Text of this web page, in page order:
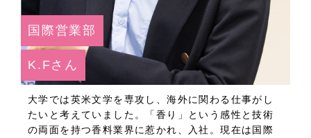
国際営業部
K.Fさん
大学では英米文学を専攻し、海外に関わる仕事がし
たいと考えていました。「香り」という感性と技術
の両面を持つ香料業界に惹かれ、入社。現在は国際